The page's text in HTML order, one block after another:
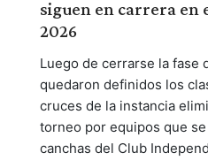
siguen en carrera en
2026
Luego de cerrarse la fase
quedaron definidos los
cruces de la instancia
torneo por equipos que
canchas del Club